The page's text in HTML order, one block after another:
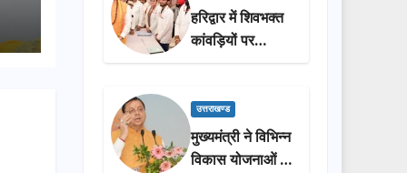
शिलान्यास.
हरिद्वार में शिवभक्त
कांवड़ियों पर
पुष्पवर्षा, मुख्यमंत्री
प्रक्षालन…
उत्तराखण्ड
मुख्यमंत्री ने विभिन्न
विकास योजनाओं के